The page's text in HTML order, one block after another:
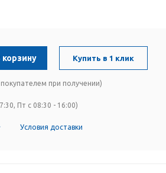
корзину Купить в 1 клик
при получении)
Пт с 08:30 - 16:00)
Условия доставки